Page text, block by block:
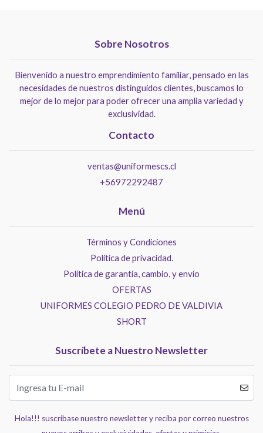
Sobre Nosotros
Bienvenido a nuestro emprendimiento familiar, pensado en las
necesidades de nuestros distinguidos clientes, buscamos lo
mejor de lo mejor para poder ofrecer una amplia variedad y
exclusividad.
Contacto
ventas@uniformescs.cl
+56972292487
Menú
Términos y Condiciones
Politica de privacidad.
Política de garantía, cambio, y envío
OFERTAS
UNIFORMES COLEGIO PEDRO DE VALDIVIA
SHORT
Suscríbete a Nuestro Newsletter
Hola!!! suscríbase nuestro newsletter y reciba por correo nuestros